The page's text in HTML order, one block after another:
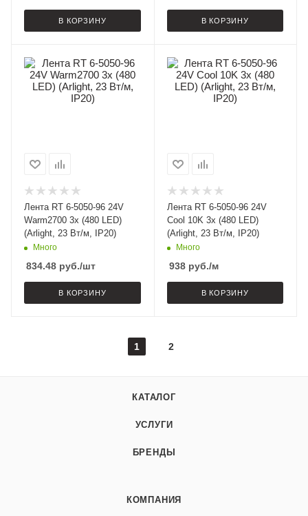
В КОРЗИНУ В КОРЗИНУ
Лента RT 6-5050-96 24V
Warm2700 3x (480 LED)
(Arlight, 23 Вт/м, IP20)
Много
834.48 руб./шт
В КОРЗИНУ
Лента RT 6-5050-96 24V
Cool 10K 3x (480 LED)
(Arlight, 23 Вт/м, IP20)
Много
938руб./м
В КОРЗИНУ
1 2
КАТАЛОГ
УСЛУГИ
БРЕНДЫ
КОМПАНИЯ